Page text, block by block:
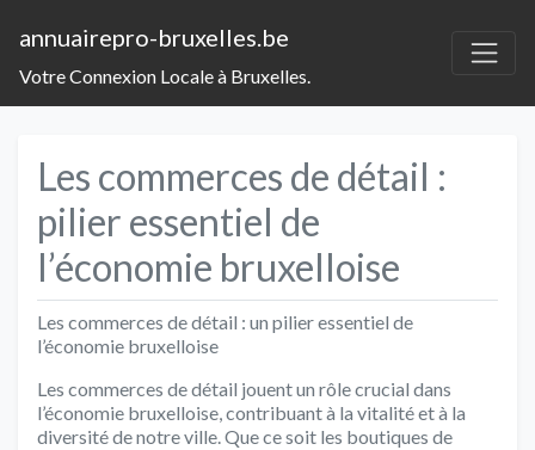
annuairepro-bruxelles.be
Votre Connexion Locale à Bruxelles.
Les commerces de détail :
pilier essentiel de
l’économie bruxelloise
Les commerces de détail : un pilier essentiel de
l’économie bruxelloise
Les commerces de détail jouent un rôle crucial dans
l’économie bruxelloise, contribuant à la vitalité et à la
diversité de notre ville. Que ce soit les boutiques de